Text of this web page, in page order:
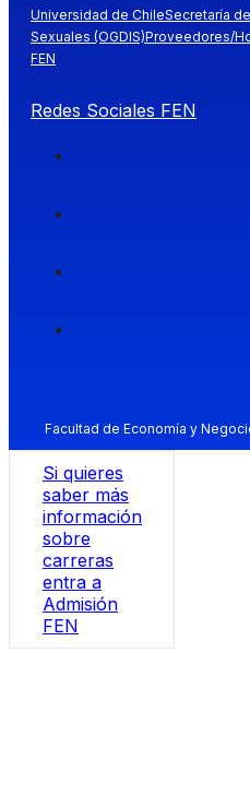
Universidad de ChileSecretaría
Sexuales (OGDIS)Proveedores/
FEN
Redes Sociales FEN
Facultad de Economía y
Si quieres
saber más
información
sobre
carreras
entra a
Admisión
FEN